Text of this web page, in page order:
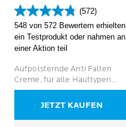
(572)
4.8
von
5
Sternen.
Bewertungen
548 von 572 Bewertern erhielten
ein Testprodukt oder nahmen an
einer Aktion teil
Aufpolsternde Anti Falten
Creme, für alle Hauttypen
geeignet
JETZT KAUFEN